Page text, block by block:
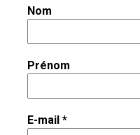
prospecteurs
Les salles n’ont
nous réchauffer
Nom
Prénom
E-mail *